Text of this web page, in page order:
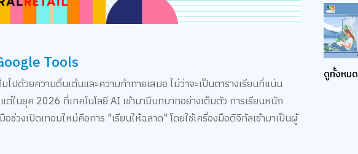
Tools
ด้วยความตื่นเต้นและความท้าทายเสมอ ไม่ว่าจะเป็นตารางเรียนที่แน่น
ในยุค 2026 ที่เทคโนโลยี AI เข้ามามีบทบาทอย่างเต็มตัว การเรียนหนัก
วงเปิดเทอมใหม่คือการ "เรียนให้ฉลาด" โดยใช้เครื่องมือดิจิทัลเข้ามาเป็นผู้
ดูทั้งหมด